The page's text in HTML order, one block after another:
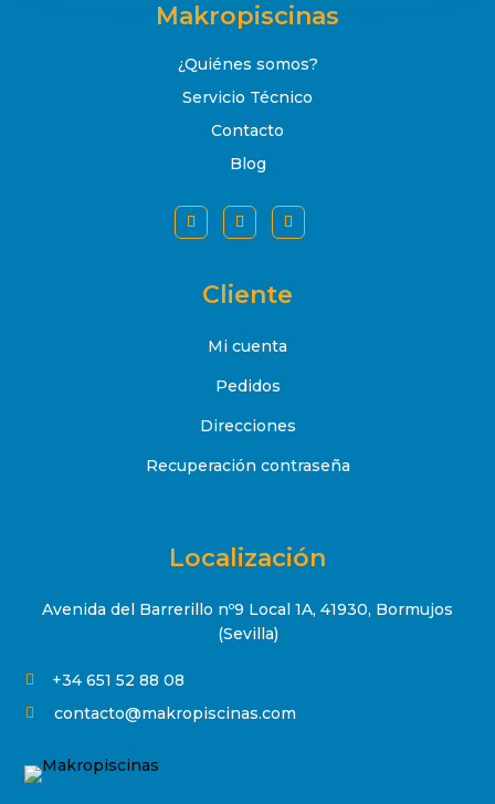
Makropiscinas
¿Quiénes somos?
Servicio Técnico
Contacto
Blog
Cliente
Mi cuenta
Pedidos
Direcciones
Recuperación contraseña
Localización
Avenida del Barrerillo nº9 Local 1A, 41930, Bormujos
(Sevilla)
 +34 651 52 88 08
 contacto@makropiscinas.com